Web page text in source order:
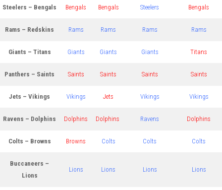
Steelers – Bengals Bengals Bengals Steelers Bengals
Rams – Redskins Rams Rams Rams Rams
Giants – Titans Giants Giants Giants Titans
Panthers – Saints Saints Saints Saints Saints
Jets – Vikings Vikings Jets Vikings Vikings
Ravens – Dolphins Dolphins Dolphins Ravens Dolphins
Colts – Browns Browns Colts Colts Colts
Buccaneers –
Lions
Lions Lions Lions Lions